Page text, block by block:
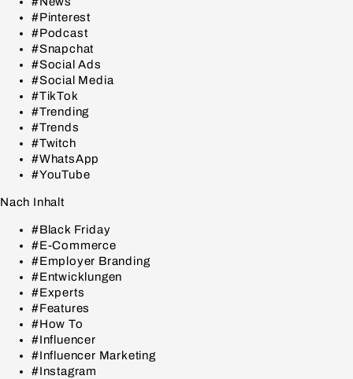
#Pinterest
#Podcast
#Snapchat
#Social Ads
#Social Media
#TikTok
#Trending
#Trends
#Twitch
#WhatsApp
#YouTube
Nach Inhalt
#Black Friday
#E-Commerce
#Employer Branding
#Entwicklungen
#Experts
#Features
#How To
#Influencer
#Influencer Marketing
#Instagram